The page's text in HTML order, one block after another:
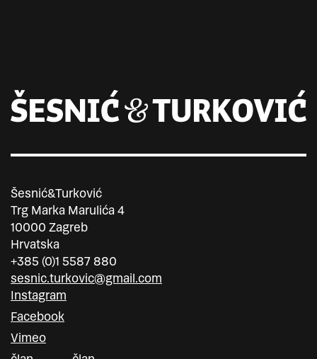
Šesnić&Turković
Trg Marka Marulića 4
10000 Zagreb
Hrvatska
+385 (0)1 5587 880
sesnic.turkovic@gmail.com
Instagram
Facebook
Vimeo